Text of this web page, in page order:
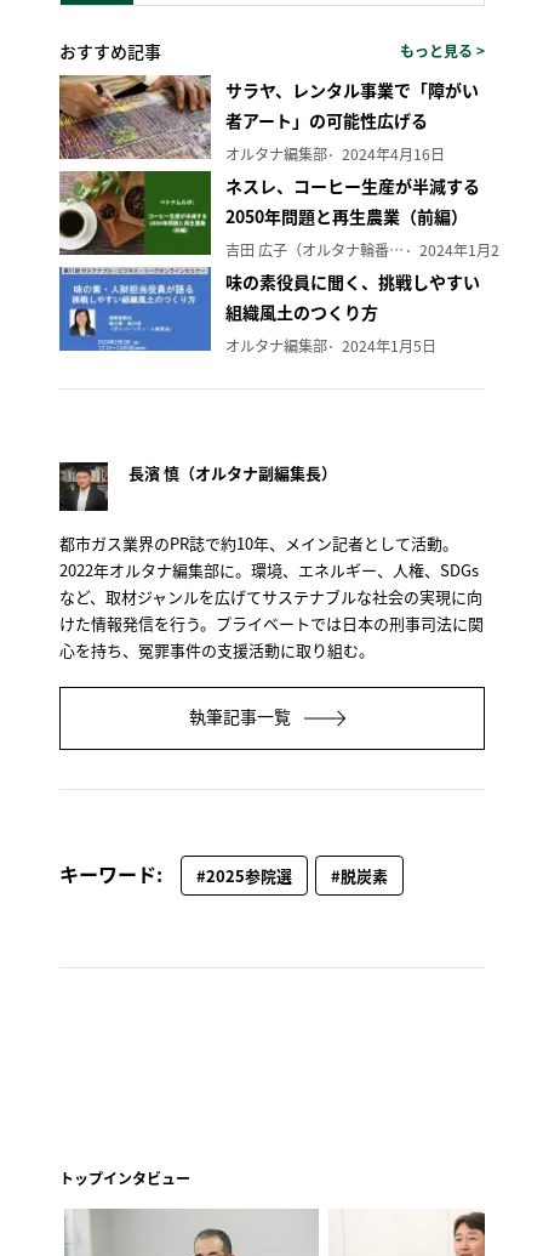
おすすめ記事 もっと見る >
サラヤ、レンタル事業で「障がい
者アート」の可能性広げる
オルタナ編集部 2024年4月16日
ネスレ、コーヒー生産が半減する
2050年問題と再生農業（前編）
吉田 広子（オルタナ輪番編集長） 2024年1月29日
味の素役員に聞く、挑戦しやすい
組織風土のつくり方
オルタナ編集部 2024年1月5日
長濱 慎（オルタナ副編集長）
都市ガス業界のPR誌で約10年、メイン記者として活動。
2022年オルタナ編集部に。環境、エネルギー、人権、SDGs
など、取材ジャンルを広げてサステナブルな社会の実現に向
けた情報発信を行う。プライベートでは日本の刑事司法に関
心を持ち、冤罪事件の支援活動に取り組む。
執筆記事一覧
キーワード: #2025参院選 #脱炭素
トップインタビュー